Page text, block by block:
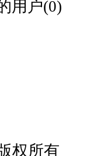
用户(0)
权所有